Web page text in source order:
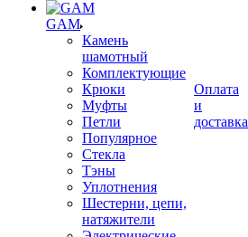
GAM
Камень
шамотный
Комплектующие
Крюки
Муфты
Петли
Популярное
Стекла
Тэны
Уплотнения
Шестерни, цепи,
натяжители
Оплата
и
доставка